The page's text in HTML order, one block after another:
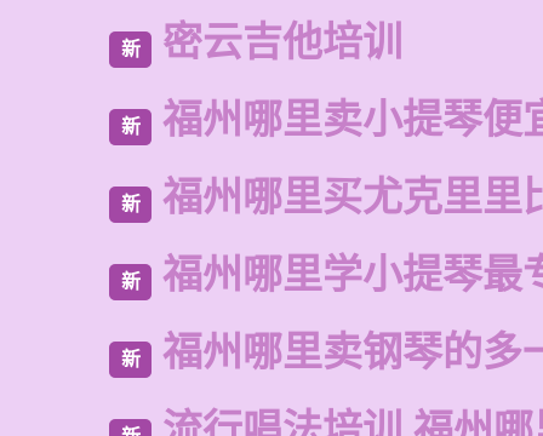
新 密云吉他培训
新 福州哪里卖小提琴便
新 福州哪里买尤克里里
新 福州哪里学小提琴最
新 福州哪里卖钢琴的多